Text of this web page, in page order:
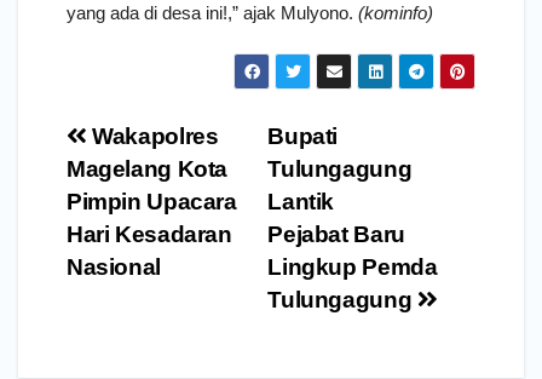
yang ada di desa ini!,” ajak Mulyono. (kominfo)
Navigasi
pos
Bupati
Tulungagung
Lantik
Pejabat Baru
Lingkup Pemda
Tulungagung
Wakapolres
Magelang Kota
Pimpin Upacara
Hari Kesadaran
Nasional